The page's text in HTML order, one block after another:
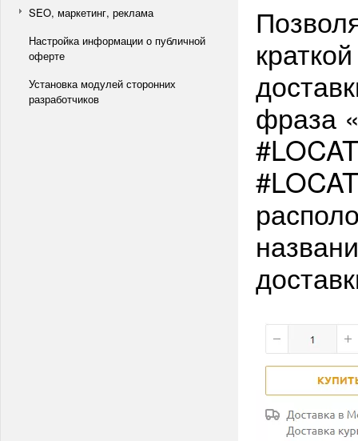
SEO, маркетинг, реклама
Настройка информации о публичной
оферте
Установка модулей сторонних
разработчиков
фраза